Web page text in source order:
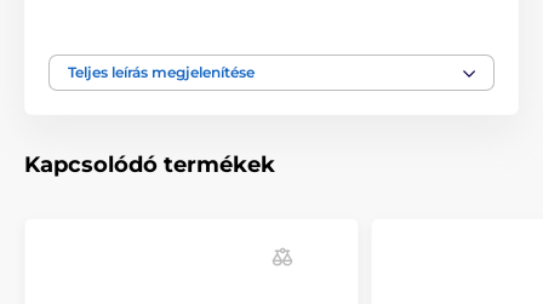
Tartozékok kiképző nyakörvek
Teljes leírás megjelenítése
Kapcsolódó termékek